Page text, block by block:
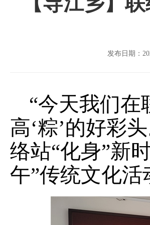
发布日期：
“今天我们
高‘粽’的好彩
络站“化身”新
午”传统文化活